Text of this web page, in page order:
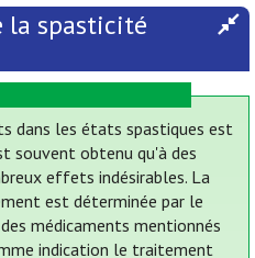
la spasticité
dans les états spastiques est
souvent obtenu qu'à des
effets indésirables. La
est déterminée par le
médicaments mentionnés
indication le traitement